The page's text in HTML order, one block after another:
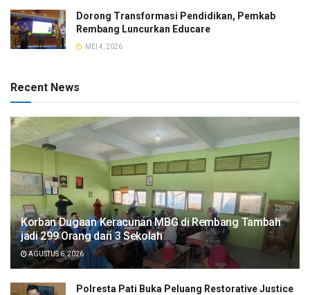
Dorong Transformasi Pendidikan, Pemkab
Rembang Luncurkan Educare
MEI 4, 2026
Recent News
Korban Dugaan Keracunan MBG di Rembang Tambah
jadi 299 Orang dari 3 Sekolah
AGUSTUS 6, 2026
Polresta Pati Buka Peluang Restorative Justice